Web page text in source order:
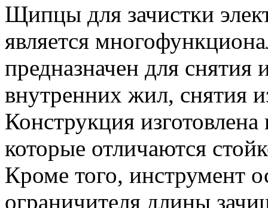
Щипцы для зачистки
является
предназначен для снятия
внутренних жил, снятия
Конструкция
которые отличаются
Кроме того, инструмент
ограничителя длины